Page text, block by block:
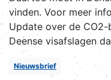
vinden. Voor meer
Update over de
Deense visafslagen
Nieuwsbrief